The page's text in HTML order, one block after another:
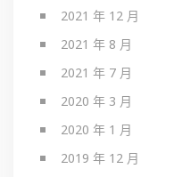
2021 年 12 月
2021 年 8 月
2021 年 7 月
2020 年 3 月
2020 年 1 月
2019 年 12 月